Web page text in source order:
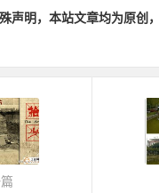
声明，本站文章均为原创
篇